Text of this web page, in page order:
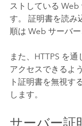
ストしている Web
す。 証明書を読み
順は Web サーバー
また、HTTPS を
アクセスできるよ
ト証明書を無視す
します。